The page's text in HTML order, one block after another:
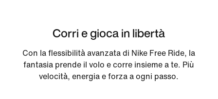
Corri e gioca in libertà
Con la flessibilità avanzata di Nike Free Ride, la
fantasia prende il volo e corre insieme a te. Più
velocità, energia e forza a ogni passo.